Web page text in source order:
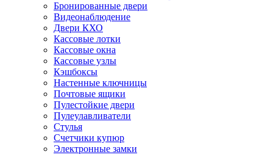
Бронированные двери
Видеонаблюдение
Двери КХО
Кассовые лотки
Кассовые окна
Кассовые узлы
Кэшбоксы
Настенные ключницы
Почтовые ящики
Пулестойкие двери
Пулеулавливатели
Стулья
Счетчики купюр
Электронные замки